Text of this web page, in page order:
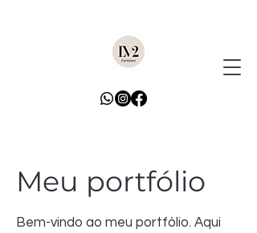
Meu portfólio
Bem-vindo ao meu portfólio. Aqui